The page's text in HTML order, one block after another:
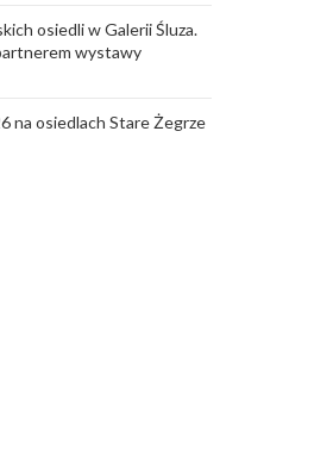
osiedli w Galerii Śluza.
wystawy
na osiedlach Stare Żegrze